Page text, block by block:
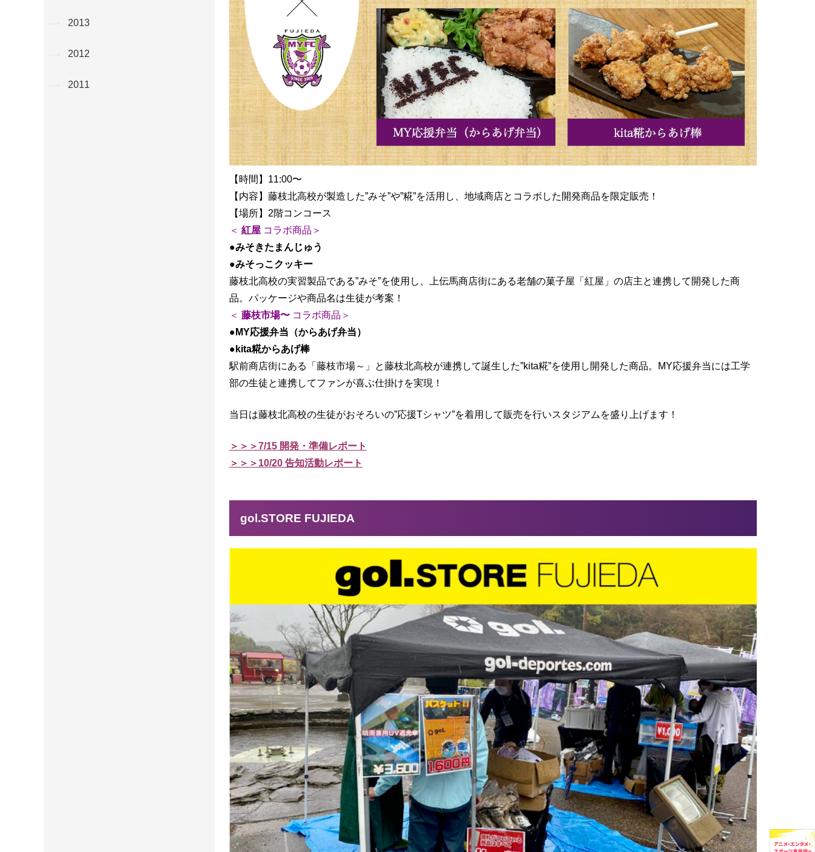
【時間】11:00〜
【内容】藤枝北高校が製造した”みそ”や”糀”を活用し、地域商店とコラボした開発商品を限定販売！
【場所】2階コンコース
＜ 紅屋コラボ商品＞
●みそきたまんじゅう
●みそっこクッキー
藤枝北高校の実習製品である”みそ”を使用し、上伝馬商店街にある老舗の菓子屋「紅屋」の店主と連携して開発した商
品。パッケージや商品名は生徒が考案！
＜ 藤枝市場〜コラボ商品＞
●MY応援弁当（からあげ弁当）
●kita糀からあげ棒
駅前商店街にある「藤枝市場～」と藤枝北高校が連携して誕生した”kita糀”を使用し開発した商品。MY応援弁当には工学
部の生徒と連携してファンが喜ぶ仕掛けを実現！
当日は藤枝北高校の生徒がおそろいの”応援Tシャツ”を着用して販売を行いスタジアムを盛り上げます！
＞＞＞7/15 開発・準備レポート
＞＞＞10/20 告知活動レポート
gol.STORE FUJIEDA
2013
2012
2011